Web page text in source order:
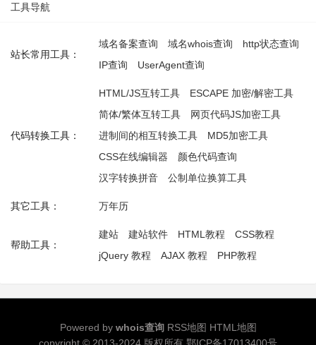
工具导航
站长常用工具：
域名备案查询 域名whois查询
http状态查询
IP查询
UserAgent查询
代码转换工具：
HTML/JS互转工具
ESCAPE 加密/解密工具
简体/繁体互转工具
网页代码JS加密工具
进制间的相互转换工具
MD5加密工具
CSS在线编辑器
颜色代码查询
汉字转换拼音
公制单位换算工具
其它工具： 万年历
帮助工具：
建站 建站软件 HTML教程
CSS教程
jQuery 教程
AJAX 教程 PHP教程
Powered by whois查询 RSS地图 HTML地图